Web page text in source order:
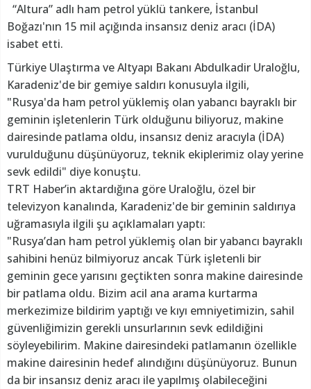
“Altura” adlı ham petrol yüklü tankere, İstanbul
Boğazı'nın 15 mil açığında insansız deniz aracı (İDA)
isabet etti.
Türkiye Ulaştırma ve Altyapı Bakanı Abdulkadir Uraloğlu,
Karadeniz'de bir gemiye saldırı konusuyla ilgili,
"Rusya'da ham petrol yüklemiş olan yabancı bayraklı bir
geminin işletenlerin Türk olduğunu biliyoruz, makine
dairesinde patlama oldu, insansız deniz aracıyla (İDA)
vurulduğunu düşünüyoruz, teknik ekiplerimiz olay yerine
sevk edildi" diye konuştu.
TRT Haber’in aktardığına göre Uraloğlu, özel bir
televizyon kanalında, Karadeniz'de bir geminin saldırıya
uğramasıyla ilgili şu açıklamaları yaptı:
"Rusya’dan ham petrol yüklemiş olan bir yabancı bayraklı
sahibini henüz bilmiyoruz ancak Türk işletenli bir
geminin gece yarısını geçtikten sonra makine dairesinde
bir patlama oldu. Bizim acil ana arama kurtarma
merkezimize bildirim yaptığı ve kıyı emniyetimizin, sahil
güvenliğimizin gerekli unsurlarının sevk edildiğini
söyleyebilirim. Makine dairesindeki patlamanın özellikle
makine dairesinin hedef alındığını düşünüyoruz. Bunun
da bir insansız deniz aracı ile yapılmış olabileceğini